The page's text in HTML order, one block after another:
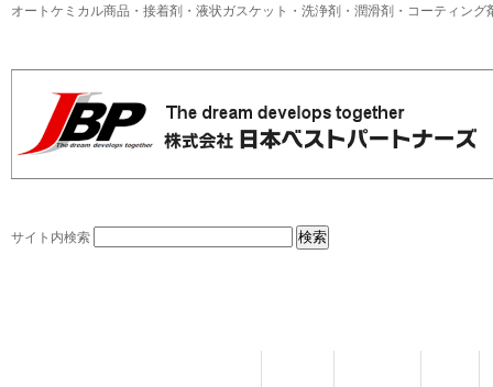
オートケミカル商品・接着剤・液状ガスケット・洗浄剤・潤滑剤・コーティン
サイト内検索